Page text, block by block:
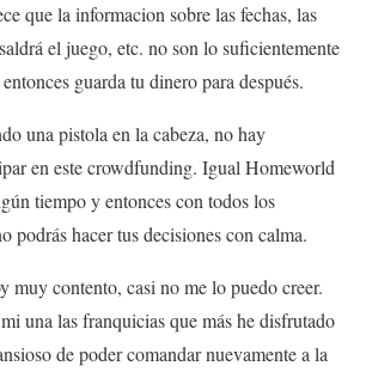
que la informacion sobre las fechas, las
el juego, etc. no son lo suficientemente
guarda tu dinero para después.
una pistola en la cabeza, no hay
en este crowdfunding. Igual Homeworld
tiempo y entonces con todos los
podrás hacer tus decisiones con calma.
muy contento, casi no me lo puedo creer.
una las franquicias que más he disfrutado
de poder comandar nuevamente a la